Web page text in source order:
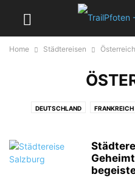
Home Städtereisen Österreich
DEUTSCHLAND FRANKREICH